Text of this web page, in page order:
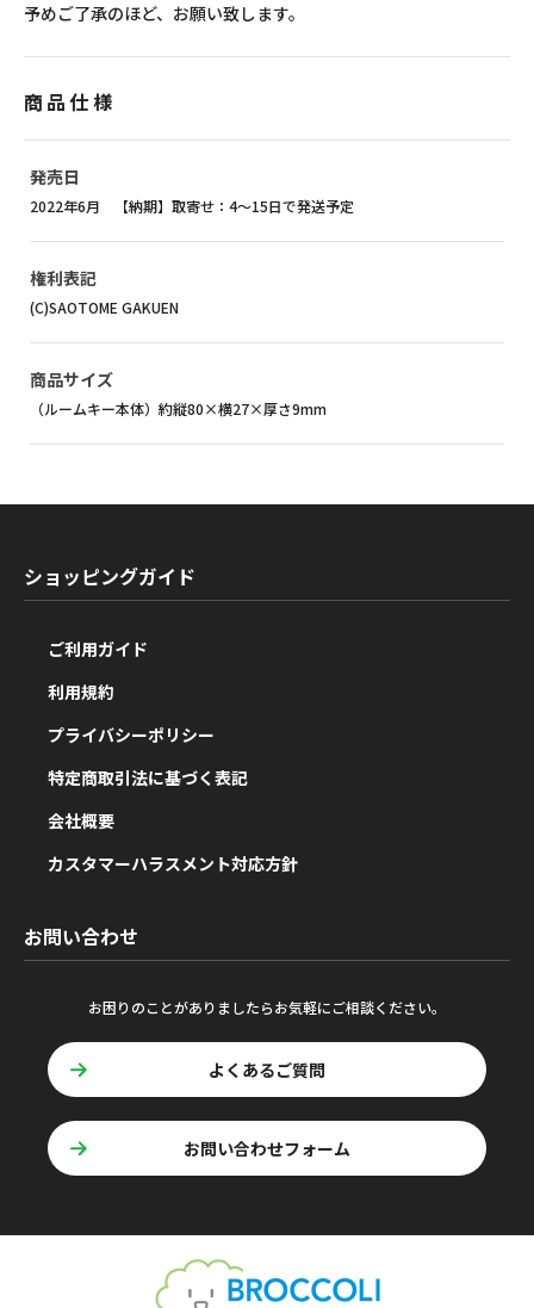
予めご了承のほど、お願い致します。
商品仕様
発売日
2022年6月 【納期】取寄せ：4～15日で発送予定
権利表記
(C)SAOTOME GAKUEN
商品サイズ
（ルームキー本体）約縦80×横27×厚さ9mm
ショッピングガイド
ご利用ガイド
利用規約
プライバシーポリシー
特定商取引法に基づく表記
会社概要
カスタマーハラスメント対応方針
お問い合わせ
お困りのことがありましたらお気軽にご相談ください。
よくあるご質問
お問い合わせフォーム